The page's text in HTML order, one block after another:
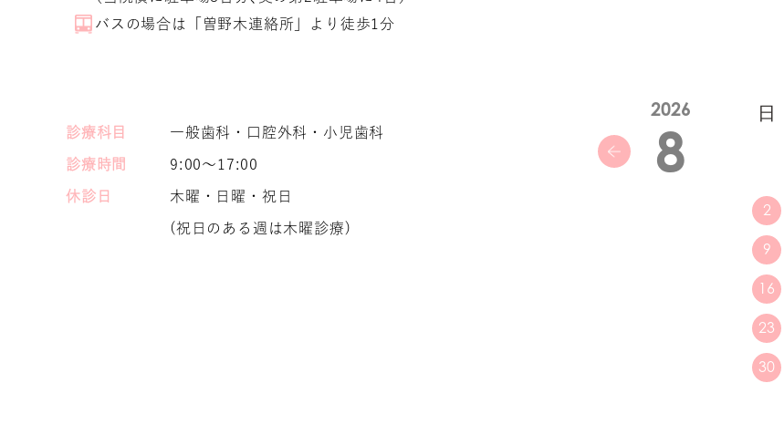
バスの場合は「曽野木連絡所」より徒歩1分
診療科目 一般歯科・口腔外科・小児歯科
診療時間 9:00～17:00
休診日 木曜・日曜・祝日
(祝日のある週は木曜診療)
2026
8
日
2
9
16
23
30